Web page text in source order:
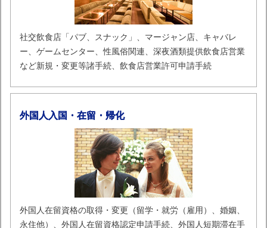
社交飲食店「パブ、スナック」、マージャン店、キャバレ
ー、ゲームセンター、性風俗関連、深夜酒類提供飲食店営業
など新規・変更等諸手続、飲食店営業許可申請手続
外国人入国・在留・帰化
外国人在留資格の取得・変更（留学・就労（雇用）、婚姻、
永住他）、外国人在留資格認定申請手続、外国人短期滞在手